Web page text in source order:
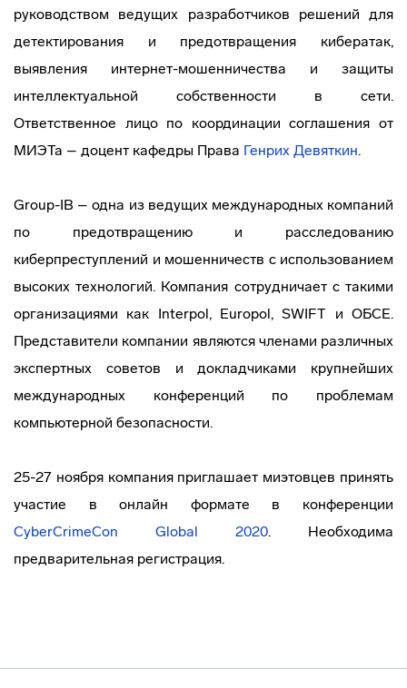
руководством ведущих разработчиков решений для
детектирования и предотвращения кибератак,
выявления интернет-мошенничества и защиты
интеллектуальной собственности в сети.
Ответственное лицо по координации соглашения от
МИЭТа – доцент кафедры Права Генрих Девяткин.
Group-IB – одна из ведущих международных компаний
по предотвращению и расследованию
киберпреступлений и мошенничеств с использованием
высоких технологий. Компания сотрудничает с такими
организациями как Interpol, Europol, SWIFT и ОБСЕ.
Представители компании являются членами различных
экспертных советов и докладчиками крупнейших
международных конференций по проблемам
компьютерной безопасности.
25-27 ноября компания приглашает миэтовцев принять
участие в онлайн формате в конференции
CyberCrimeCon Global 2020. Необходима
предварительная регистрация.